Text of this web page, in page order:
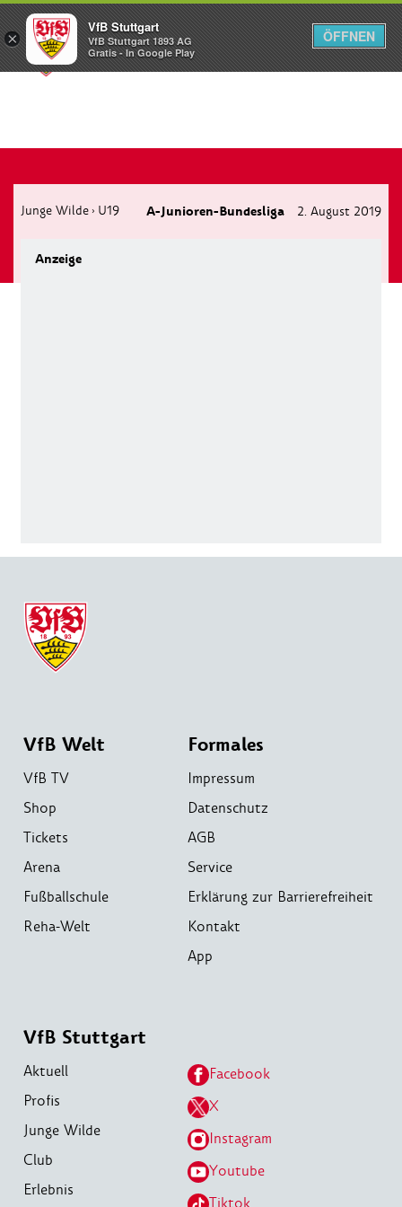
Menü
Junge Wilde › U19 A-Junioren-Bundesliga 2. August 2019
VfB Welt
VfB TV
Shop
Tickets
Arena
Fußballschule
Reha-Welt
Formales
Impressum
Datenschutz
AGB
Service
Erklärung zur Barrierefreiheit
Kontakt
App
VfB Stuttgart
Aktuell
Profis
Junge Wilde
Club
Erlebnis
Facebook
X
Instagram
Youtube
Tiktok
×
VfB Stuttgart
VfB Stuttgart 1893 AG
Gratis - In Google Play
ÖFFNEN